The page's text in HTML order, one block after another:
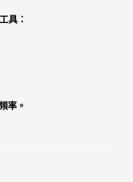
具：
率。